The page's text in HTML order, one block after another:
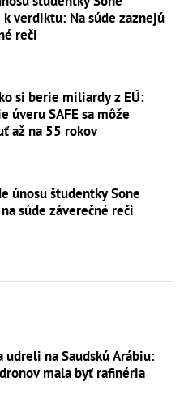
verdiktu: Na súde zaznejú
reči
si berie miliardy z EÚ:
úveru SAFE sa môže
až na 55 rokov
únosu študentky Sone
súde záverečné reči
udreli na Saudskú Arábiu:
mala byť rafinéria